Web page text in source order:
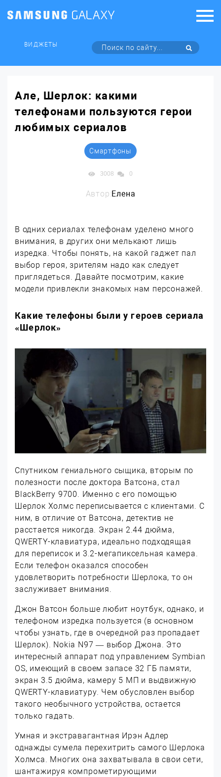
ВИДЖЕТЫ
Але, Шерлок: какими
телефонами пользуются герои
любимых сериалов
Смартфоны
3008 0
Автор:Елена
В одних сериалах телефонам уделено много
внимания, в других они мелькают лишь
изредка. Чтобы понять, на какой гаджет пал
выбор героя, зрителям надо как следует
приглядеться. Давайте посмотрим, какие
модели привлекли знакомых нам персонажей.
Какие телефоны были у героев сериала
«Шерлок»
Спутником гениального сыщика, вторым по
полезности после доктора Ватсона, стал
BlackBerry 9700. Именно с его помощью
Шерлок Холмс переписывается с клиентами. С
ним, в отличие от Ватсона, детектив не
расстается никогда. Экран 2.44 дюйма,
QWERTY-клавиатура, идеально подходящая
для переписок и 3.2-мегапиксельная камера.
Если телефон оказался способен
удовлетворить потребности Шерлока, то он
заслуживает внимания.
Джон Ватсон больше любит ноутбук, однако, и
телефоном изредка пользуется (в основном
чтобы узнать, где в очередной раз пропадает
Шерлок). Nokia N97 — выбор Джона. Это
интересный аппарат под управлением Symbian
OS, имеющий в своем запасе 32 ГБ памяти,
экран 3.5 дюйма, камеру 5 МП и выдвижную
QWERTY-клавиатуру. Чем обусловлен выбор
такого необычного устройства, остается
только гадать.
Умная и экстравагантная Ирэн Адлер
однажды сумела перехитрить самого Шерлока
Холмса. Многих она захватывала в свои сети,
шантажируя компрометирующими